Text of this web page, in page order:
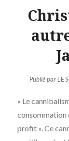
Publié par
« Le
consommation
profit ». Ce